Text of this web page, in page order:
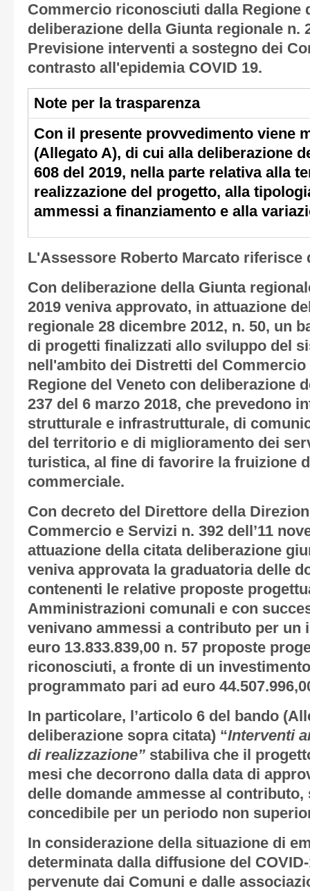
Commercio riconosciuti dalla Regione
deliberazione della Giunta regionale n.
Previsione interventi a sostegno dei
contrasto all'epidemia COVID 19.
Note per la trasparenza
Con il presente provvedimento viene
(Allegato A), di cui alla deliberazione
608 del 2019, nella parte relativa alla
realizzazione del progetto, alla
ammessi a finanziamento e alla
L'Assessore Roberto Marcato riferisce
Con deliberazione della Giunta
2019 veniva approvato, in attuazione
regionale 28 dicembre 2012, n. 50, un
di progetti finalizzati allo sviluppo del
nell'ambito dei Distretti del
Regione del Veneto con deliberazione
237 del 6 marzo 2018, che prevedono
strutturale e infrastrutturale, di
del territorio e di miglioramento dei
turistica, al fine di favorire la fruizione
commerciale.
Con decreto del Direttore della
Commercio e Servizi n. 392 dell’11
attuazione della citata deliberazione
veniva approvata la graduatoria delle
contenenti le relative proposte
Amministrazioni comunali e con
venivano ammessi a contributo per un
euro 13.833.839,00 n. 57 proposte
riconosciuti, a fronte di un
programmato pari ad euro
In particolare, l’articolo 6 del bando
deliberazione sopra citata) “Interventi
di realizzazione” stabiliva che il
mesi che decorrono dalla data di
delle domande ammesse al
concedibile per un periodo non
In considerazione della situazione di
determinata dalla diffusione del
pervenute dai Comuni e dalle